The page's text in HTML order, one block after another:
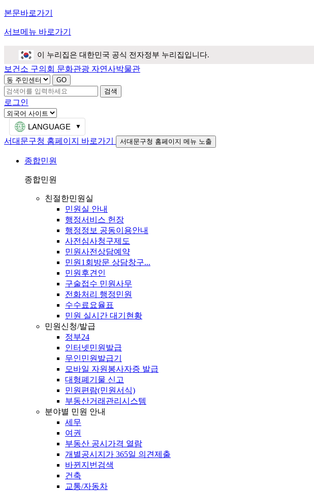
본문바로가기
서브메뉴 바로가기
이 누리집은 대한민국 공식 전자정부 누리집입니다.
보건소 구의회 문화관광 자연사박물관
검색
로그인
LANGUAGE
서대문구청 홈페이지 바로가기
서대문구청 홈페이지 메뉴 노출
종합민원
종합민원
친절한민원실
민원실 안내
행정서비스 헌장
행정정보 공동이용안내
사전심사청구제도
민원사전상담예약
민원1회방문 상담창구...
민원후견인
구술접수 민원사무
전화처리 행정민원
수수료요율표
민원 실시간 대기현황
민원신청/발급
정부24
인터넷민원발급
무인민원발급기
모바일 자원봉사자증 발급
대형폐기물 신고
민원편람(민원서식)
부동산거래관리시스템
분야별 민원 안내
세무
여권
부동산 공시가격 열람
개별공시지가 365일 의견제출
바뀐지번검색
건축
교통/자동차